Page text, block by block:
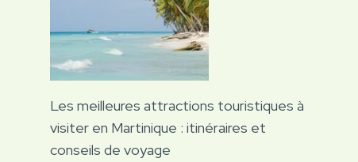
Les meilleures attractions touristiques à
visiter en Martinique : itinéraires et
conseils de voyage